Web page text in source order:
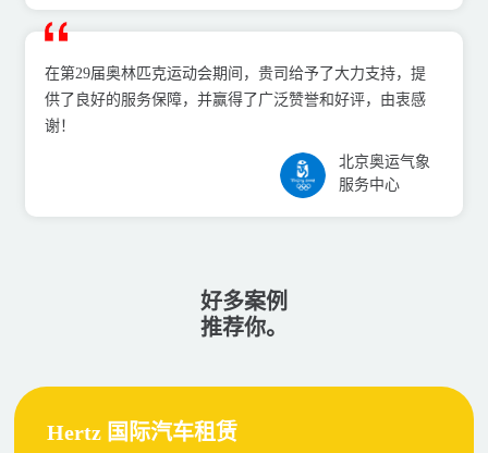
在第29届奥林匹克运动会期间，贵司给予了⼤⼒⽀持，提
供了良好的服务保障，并赢得了⼴泛赞誉和好评，由衷感
谢！
北京奥运⽓象
服务中⼼
好多案例
推荐你。
Hertz 国际汽车租赁